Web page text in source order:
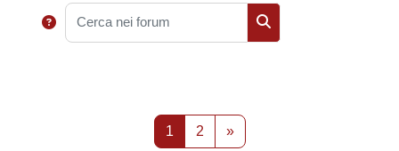
Cerca nei forum
Cerca nei forum
1 Pagina 1
2Pagina 2
»Pagina successiva